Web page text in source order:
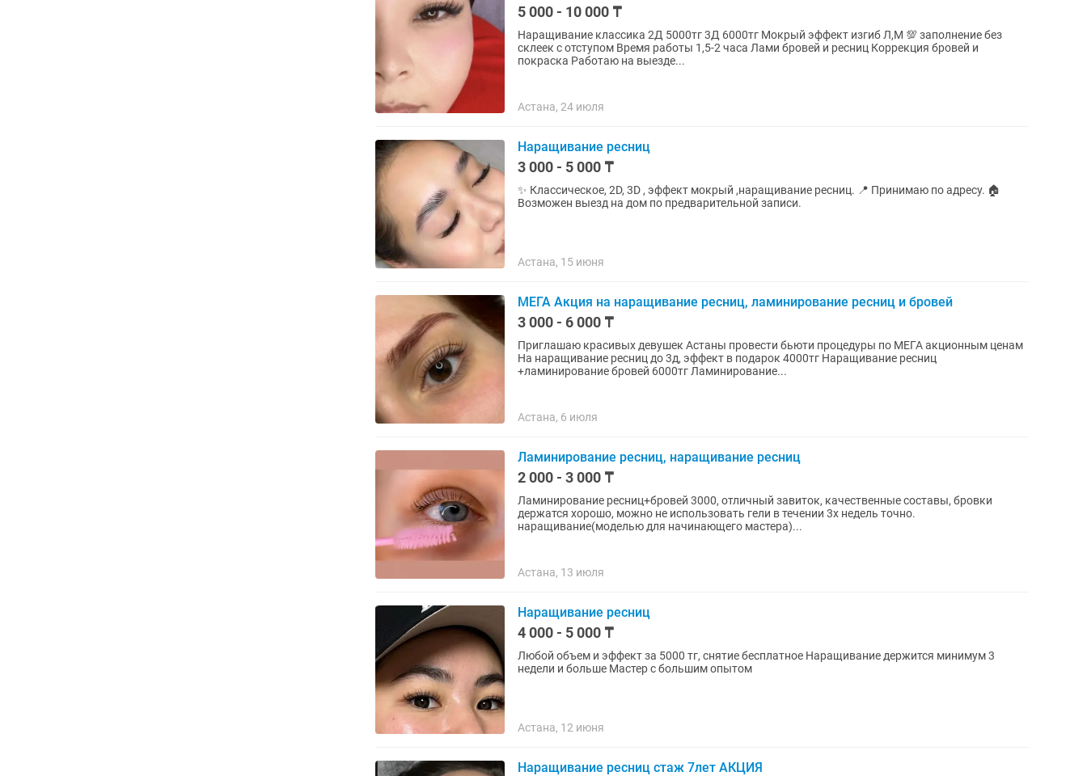
5 000 - 10 000 ₸
Наращивание классика 2Д 5000тг 3Д 6000тг Мокрый эффект изгиб Л,М 💯 заполнение без
склеек с отступом Время работы 1,5-2 часа Лами бровей и ресниц Коррекция бровей и
покраска Работаю на выезде...
Астана, 24 июля
Наращивание ресниц
3 000 - 5 000 ₸
✨ Классическое, 2D, 3D , эффект мокрый ,наращивание ресниц. 📍 Принимаю по адресу. 🏠
Возможен выезд на дом по предварительной записи.
Астана, 15 июня
МЕГА Акция на наращивание ресниц, ламинирование ресниц и бровей
3 000 - 6 000 ₸
Приглашаю красивых девушек Астаны провести бьюти процедуры по МЕГА акционным ценам
На наращивание ресниц до 3д, эффект в подарок 4000тг Наращивание ресниц
+ламинирование бровей 6000тг Ламинирование...
Астана, 6 июля
Ламинирование ресниц, наращивание ресниц
2 000 - 3 000 ₸
Ламинирование ресниц+бровей 3000, отличный завиток, качественные составы, бровки
держатся хорошо, можно не использовать гели в течении 3х недель точно.
наращивание(моделью для начинающего мастера)...
Астана, 13 июля
Наращивание ресниц
4 000 - 5 000 ₸
Любой объем и эффект за 5000 тг, снятие бесплатное Наращивание держится минимум 3
недели и больше Мастер с большим опытом
Астана, 12 июня
Наращивание ресниц стаж 7лет АКЦИЯ